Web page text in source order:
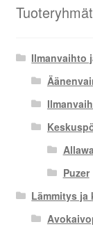
Tuoteryhmät
Ilmanvaihto
Puzer
Lämmitys ja